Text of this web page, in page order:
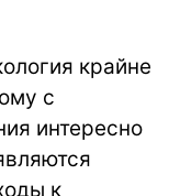
крайне
с
интересно
к